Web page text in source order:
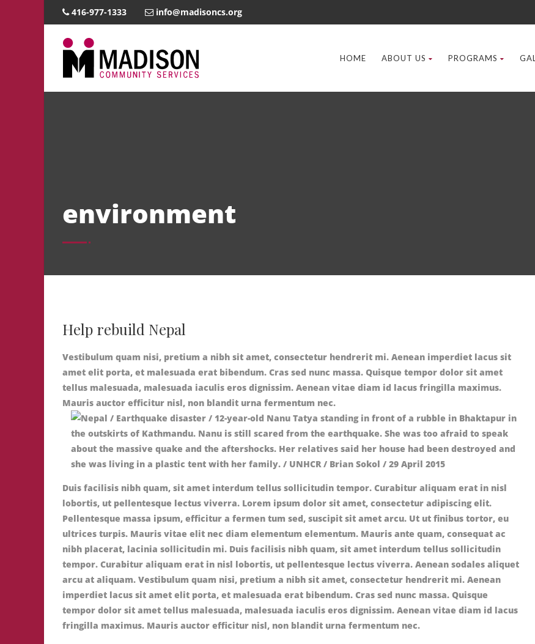
416-977-1333 info@madisoncs.org
HOME ABOUT US PROGRAMS
environment
Help rebuild Nepal
Vestibulum quam nisi, pretium a nibh sit amet, consectetur hendrerit mi. Aenean imperdiet lacus sit
amet elit porta, et malesuada erat bibendum. Cras sed nunc massa. Quisque tempor dolor sit amet
tellus malesuada, malesuada iaculis eros dignissim. Aenean vitae diam id lacus fringilla maximus.
Mauris auctor efficitur nisl, non blandit urna fermentum nec.
Duis facilisis nibh quam, sit amet interdum tellus sollicitudin tempor. Curabitur aliquam erat in nisl
lobortis, ut pellentesque lectus viverra. Lorem ipsum dolor sit amet, consectetur adipiscing elit.
Pellentesque massa ipsum, efficitur a fermen tum sed, suscipit sit amet arcu. Ut ut finibus tortor, eu
ultrices turpis. Mauris vitae elit nec diam elementum elementum. Mauris ante quam, consequat ac
nibh placerat, lacinia sollicitudin mi. Duis facilisis nibh quam, sit amet interdum tellus sollicitudin
tempor. Curabitur aliquam erat in nisl lobortis, ut pellentesque lectus viverra. Aenean sodales aliquet
arcu at aliquam. Vestibulum quam nisi, pretium a nibh sit amet, consectetur hendrerit mi. Aenean
imperdiet lacus sit amet elit porta, et malesuada erat bibendum. Cras sed nunc massa. Quisque
tempor dolor sit amet tellus malesuada, malesuada iaculis eros dignissim. Aenean vitae diam id lacus
fringilla maximus. Mauris auctor efficitur nisl, non blandit urna fermentum nec.